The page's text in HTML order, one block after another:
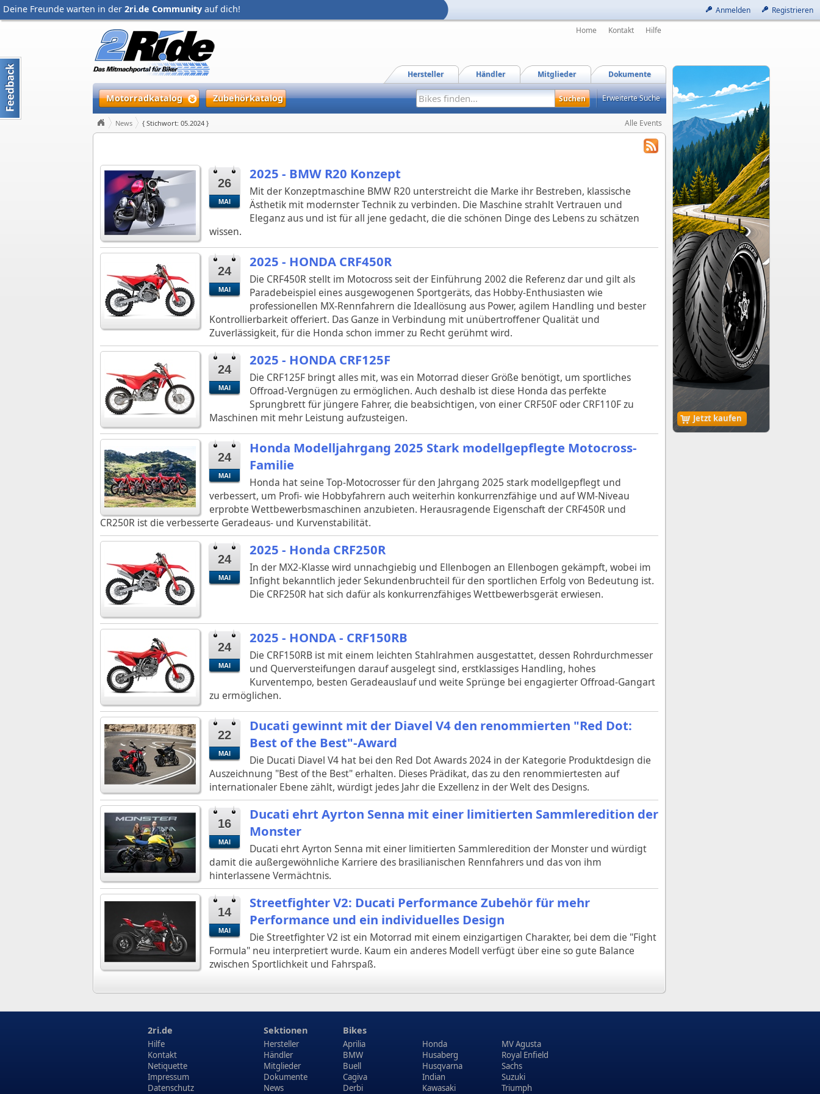
Anmelden Registrieren
Deine Freunde warten in der 2ri.de Community auf dich!
Jetzt kaufen
Home Kontakt Hilfe
Dokumente
Mitglieder
Händler
Hersteller
Motorradkatalog Zubehörkatalog Erweiterte Suche
Alle Events
News { Stichwort: 05.2024 }
26
MAI
2025 - BMW R20 Konzept
Mit der Konzeptmaschine BMW R20 unterstreicht die Marke ihr Bestreben, klassische
Ästhetik mit modernster Technik zu verbinden. Die Maschine strahlt Vertrauen und
Eleganz aus und ist für all jene gedacht, die die schönen Dinge des Lebens zu schätzen
wissen.
24
MAI
2025 - HONDA CRF450R
Die CRF450R stellt im Motocross seit der Einführung 2002 die Referenz dar und gilt als
Paradebeispiel eines ausgewogenen Sportgeräts, das Hobby-Enthusiasten wie
professionellen MX-Rennfahrern die Ideallösung aus Power, agilem Handling und bester
Kontrollierbarkeit offeriert. Das Ganze in Verbindung mit unübertroffener Qualität und
Zuverlässigkeit, für die Honda schon immer zu Recht gerühmt wird.
24
MAI
2025 - HONDA CRF125F
Die CRF125F bringt alles mit, was ein Motorrad dieser Größe benötigt, um sportliches
Offroad-Vergnügen zu ermöglichen. Auch deshalb ist diese Honda das perfekte
Sprungbrett für jüngere Fahrer, die beabsichtigen, von einer CRF50F oder CRF110F zu
Maschinen mit mehr Leistung aufzusteigen.
24
MAI
Honda Modelljahrgang 2025 Stark modellgepflegte Motocross-
Familie
Honda hat seine Top-Motocrosser für den Jahrgang 2025 stark modellgepflegt und
verbessert, um Profi- wie Hobbyfahrern auch weiterhin konkurrenzfähige und auf WM-Niveau
erprobte Wettbewerbsmaschinen anzubieten. Herausragende Eigenschaft der CRF450R und
CR250R ist die verbesserte Geradeaus- und Kurvenstabilität.
24
MAI
2025 - Honda CRF250R
In der MX2-Klasse wird unnachgiebig und Ellenbogen an Ellenbogen gekämpft, wobei im
Infight bekanntlich jeder Sekundenbruchteil für den sportlichen Erfolg von Bedeutung ist.
Die CRF250R hat sich dafür als konkurrenzfähiges Wettbewerbsgerät erwiesen.
24
MAI
2025 - HONDA - CRF150RB
Die CRF150RB ist mit einem leichten Stahlrahmen ausgestattet, dessen Rohrdurchmesser
und Querversteifungen darauf ausgelegt sind, erstklassiges Handling, hohes
Kurventempo, besten Geradeauslauf und weite Sprünge bei engagierter Offroad-Gangart
zu ermöglichen.
22
MAI
Ducati gewinnt mit der Diavel V4 den renommierten "Red Dot:
Best of the Best"-Award
Die Ducati Diavel V4 hat bei den Red Dot Awards 2024 in der Kategorie Produktdesign die
Auszeichnung "Best of the Best" erhalten. Dieses Prädikat, das zu den renommiertesten auf
internationaler Ebene zählt, würdigt jedes Jahr die Exzellenz in der Welt des Designs.
16
MAI
Ducati ehrt Ayrton Senna mit einer limitierten Sammleredition der
Monster
Ducati ehrt Ayrton Senna mit einer limitierten Sammleredition der Monster und würdigt
damit die außergewöhnliche Karriere des brasilianischen Rennfahrers und das von ihm
hinterlassene Vermächtnis.
14
MAI
Streetfighter V2: Ducati Performance Zubehör für mehr
Performance und ein individuelles Design
Die Streetfighter V2 ist ein Motorrad mit einem einzigartigen Charakter, bei dem die "Fight
Formula" neu interpretiert wurde. Kaum ein anderes Modell verfügt über eine so gute Balance
zwischen Sportlichkeit und Fahrspaß.
2ri.de
Hilfe
Kontakt
Netiquette
Impressum
Datenschutz
Sektionen
Hersteller
Händler
Mitglieder
Dokumente
News
Bikes
Aprilia
BMW
Buell
Cagiva
Derbi
Honda
Husaberg
Husqvarna
Indian
Kawasaki
MV Agusta
Royal Enfield
Sachs
Suzuki
Triumph